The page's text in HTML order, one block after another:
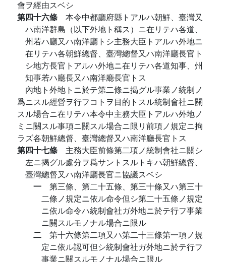
會ヲ經由スベシ
第四十六條 本令中都廳府縣トアルハ朝鮮、臺灣又
ハ南洋群島（以下外地ト稱ス）ニ在リテハ各道、
州若ハ廳又ハ南洋廳トシ主務大臣トアルハ外地ニ
在リテハ各朝鮮總督、臺灣總督又ハ南洋廳長官ト
シ地方長官トアルハ外地ニ在リテハ各道知事、州
知事若ハ廳長又ハ南洋廳長官トス
內地ト外地トニ於テ第二條ニ揭グル事業ノ統制ノ
爲ニスル經營ヲ行フコトヲ目的トスル統制會社ニ關
スル場合ニ在リテハ本令中主務大臣トアルハ外地ノ
ミニ關スル事項ニ關スル場合ニ限リ前項ノ規定ニ拘
ラズ各朝鮮總督、臺灣總督又ハ南洋廳長官トス
第四十七條 主務大臣前條第二項ノ統制會社ニ關シ
左ニ揭グル處分ヲ爲サントスルトキハ朝鮮總督、
臺灣總督又ハ南洋廳長官ニ協議スベシ
一 第三條、第二十五條、第三十條又ハ第三十
二條ノ規定ニ依ル命令但シ第二十五條ノ規定
ニ依ル命令ハ統制會社ガ外地ニ於テ行フ事業
ニ關スルモノナル場合ニ限ル
二 第十六條第二項又ハ第二十三條第一項ノ規
定ニ依ル認可但シ統制會社ガ外地ニ於テ行フ
事業ニ關スルモノナル場合ニ限ル